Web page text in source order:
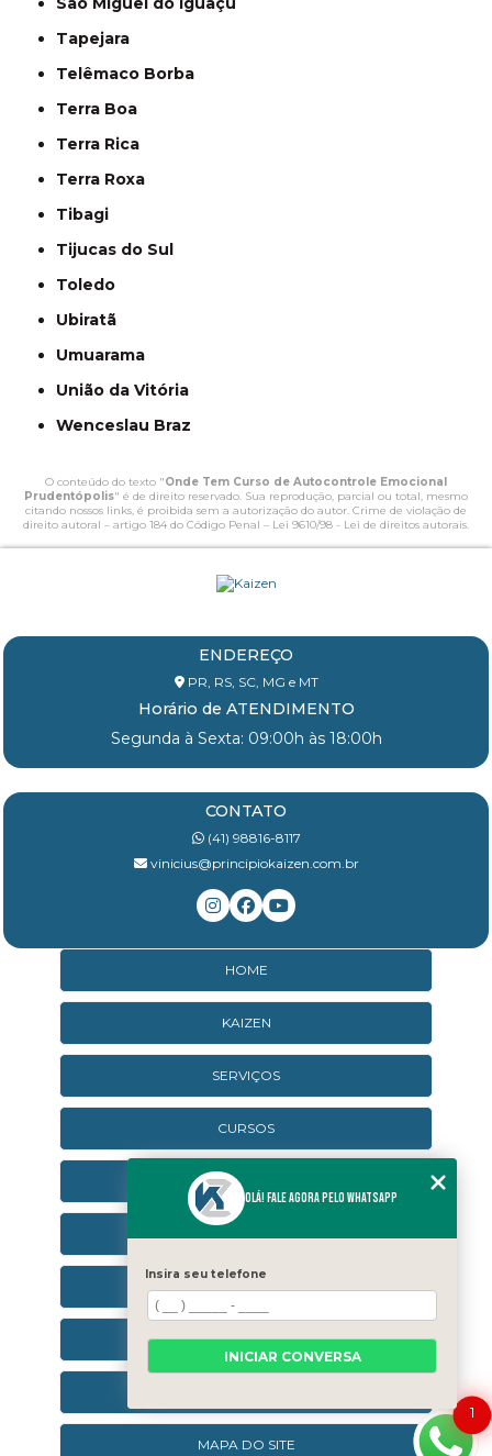
Tapejara
Telêmaco Borba
Terra Boa
Terra Rica
Terra Roxa
Tibagi
Tijucas do Sul
Toledo
Ubiratã
Umuarama
União da Vitória
Wenceslau Braz
O conteúdo do texto "Onde Tem Curso de Autocontrole Emocional
Prudentópolis" é de direito reservado. Sua reprodução, parcial ou total, mesmo
citando nossos links, é proibida sem a autorização do autor. Crime de violação de
direito autoral – artigo 184 do Código Penal – Lei 9610/98 - Lei de direitos autorais.
ENDEREÇO
PR, RS, SC, MG e MT
Horário de ATENDIMENTO
Segunda à Sexta: 09:00h às 18:00h
CONTATO
(41) 98816-8117
vinicius@principiokaizen.com.br
HOME
KAIZEN
SERVIÇOS
CURSOS
CURSOS ONLINE
CONTATO
CATEGORIAS
MAPA DO SITE
1
Olá! Fale agora pelo WhatsApp
Insira seu telefone
INICIAR CONVERSA